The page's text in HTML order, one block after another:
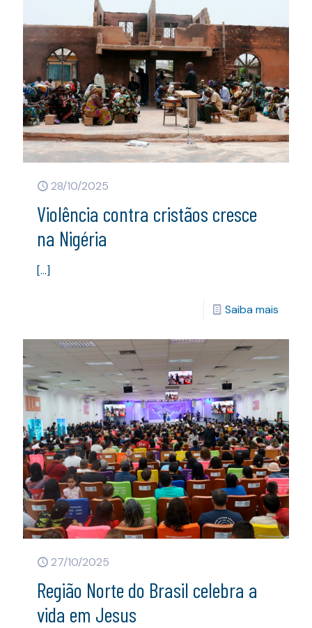
28/10/2025
Violência contra cristãos cresce
na Nigéria
[…]
Saiba mais
27/10/2025
Região Norte do Brasil celebra a
vida em Jesus